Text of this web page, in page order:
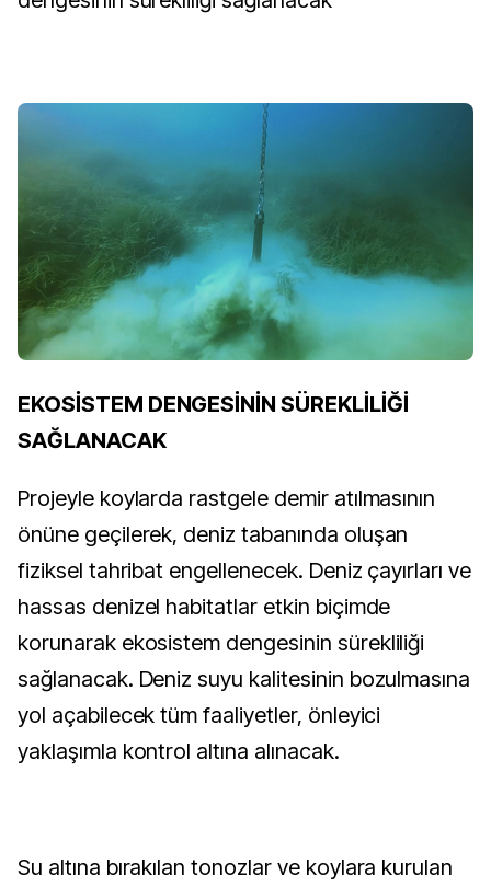
EKOSİSTEM DENGESİNİN SÜREKLİLİĞİ
SAĞLANACAK
Projeyle koylarda rastgele demir atılmasının
önüne geçilerek, deniz tabanında oluşan
fiziksel tahribat engellenecek. Deniz çayırları ve
hassas denizel habitatlar etkin biçimde
korunarak ekosistem dengesinin sürekliliği
sağlanacak. Deniz suyu kalitesinin bozulmasına
yol açabilecek tüm faaliyetler, önleyici
yaklaşımla kontrol altına alınacak.
Su altına bırakılan tonozlar ve koylara kurulan